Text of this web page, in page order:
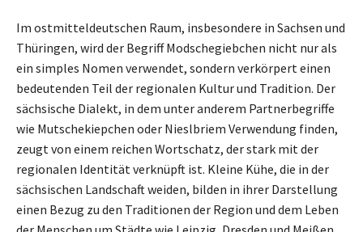
Im ostmitteldeutschen Raum, insbesondere in Sachsen und
Thüringen, wird der Begriff Modschegiebchen nicht nur als
ein simples Nomen verwendet, sondern verkörpert einen
bedeutenden Teil der regionalen Kultur und Tradition. Der
sächsische Dialekt, in dem unter anderem Partnerbegriffe
wie Mutschekiepchen oder Nieslbriem Verwendung finden,
zeugt von einem reichen Wortschatz, der stark mit der
regionalen Identität verknüpft ist. Kleine Kühe, die in der
sächsischen Landschaft weiden, bilden in ihrer Darstellung
einen Bezug zu den Traditionen der Region und dem Leben